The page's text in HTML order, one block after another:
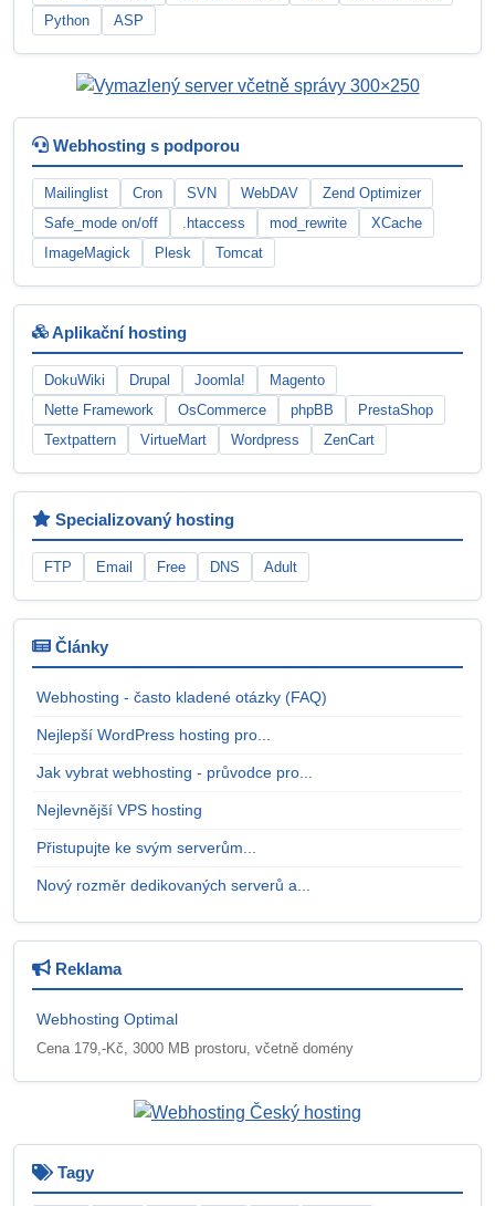
Python
ASP
Webhosting s podporou
Mailinglist Cron SVN WebDAV
Zend Optimizer
Safe_mode on/off
.htaccess mod_rewrite
XCache
ImageMagick
Plesk Tomcat
Aplikační hosting
DokuWiki Drupal Joomla!
Magento
Nette Framework
OsCommerce phpBB
PrestaShop
Textpattern
VirtueMart Wordpress ZenCart
Specializovaný hosting
FTP Email Free DNS Adult
Články
Webhosting - často kladené otázky (FAQ)
Nejlepší WordPress hosting pro...
Jak vybrat webhosting - průvodce pro...
Nejlevnější VPS hosting
Přistupujte ke svým serverům...
Nový rozměr dedikovaných serverů a...
Reklama
Webhosting Optimal
Cena 179,-Kč, 3000 MB prostoru, včetně domény
Tagy